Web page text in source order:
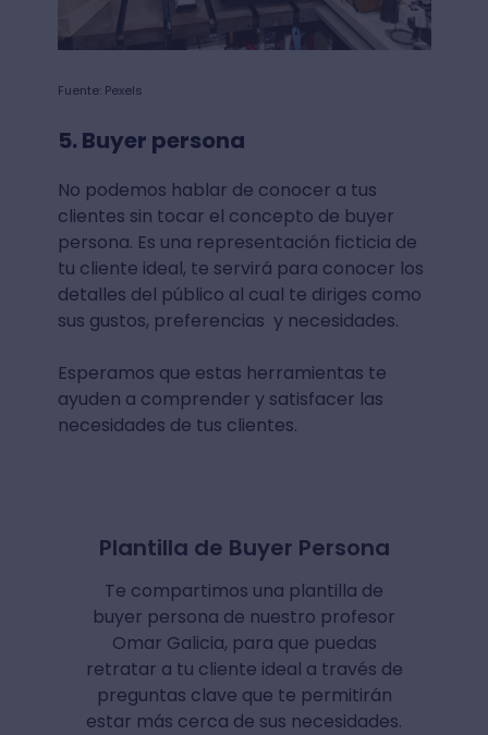
Fuente: Pexels
5. Buyer persona
No podemos hablar de conocer a tus
clientes sin tocar el concepto de buyer
persona. Es una representación ficticia de
tu cliente ideal, te servirá para conocer los
detalles del público al cual te diriges como
sus gustos, preferencias y necesidades.
Esperamos que estas herramientas te
ayuden a comprender y satisfacer las
necesidades de tus clientes.
Plantilla de Buyer Persona
Te compartimos una plantilla de
buyer persona de nuestro profesor
Omar Galicia, para que puedas
retratar a tu cliente ideal a través de
preguntas clave que te permitirán
estar más cerca de sus necesidades.